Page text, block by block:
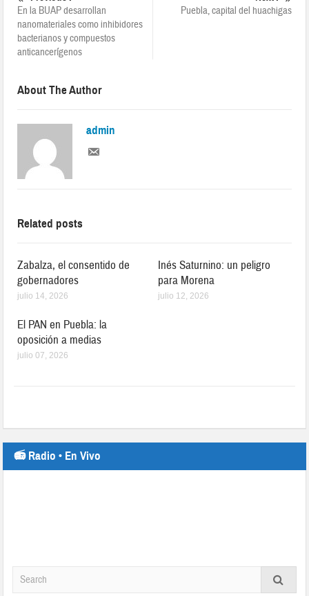
En la BUAP desarrollan
nanomateriales como inhibidores
bacterianos y compuestos
anticancerígenos
Puebla, capital del huachigas
About The Author
admin
Related posts
Zabalza, el consentido de
gobernadores
julio 14, 2026
Inés Saturnino: un peligro
para Morena
julio 12, 2026
El PAN en Puebla: la
oposición a medias
julio 07, 2026
📻 Radio • En Vivo